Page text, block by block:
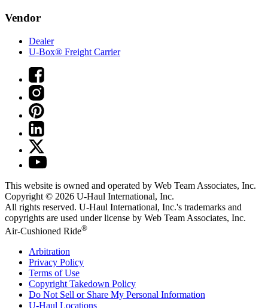
Vendor
Dealer
U-Box® Freight Carrier
This website is owned and operated by Web Team Associates, Inc.
Copyright © 2026 U-Haul International, Inc.
All rights reserved. U-Haul International, Inc.'s trademarks and
copyrights are used under license by Web Team Associates, Inc.
Air-Cushioned Ride®
Arbitration
Privacy Policy
Terms of Use
Copyright Takedown Policy
Do Not Sell or Share My Personal Information
U-Haul Locations